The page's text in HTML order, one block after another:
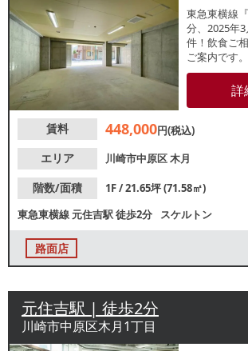
東急東横線
分、2025年
件！飲食ご
ご案内です
オープンな
ぐ近く立ち
す。諸条件
詳
賃料 448,000円(税込)
エリア
川崎市中原区木月
階数/面積
1F / 21.65坪 (71.58㎡)
東急東横線元住吉駅徒歩2分 スケルトン
路面店
元住吉駅 | 徒歩2分
川崎市中原区木月1丁目